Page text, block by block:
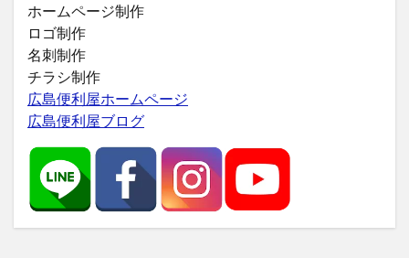
ホームページ制作
ロゴ制作
名刺制作
チラシ制作
広島便利屋ホームページ
広島便利屋ブログ